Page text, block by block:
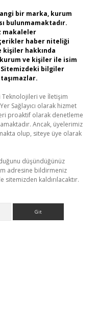
bir marka, kurum
bulunmamaktadır.
makaleler
haber niteliği
kişiler hakkında
ve kişiler ile isim
bilgiler
Teknolojileri ve İletişim
Sağlayıcı olarak hizmet
proaktif olarak denetleme
Ancak, üyelerimiz
olup, siteye üye olarak
düşündüğünüz
adresine bildirmeniz
kaldırılacaktır.